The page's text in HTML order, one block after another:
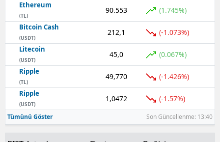
Ethereum
(TL)
90.553 (1.745%)
Bitcoin Cash
(USDT)
212,1 (-1.073%)
Litecoin
(USDT)
45,0 (0.067%)
Ripple
(TL)
49,770 (-1.426%)
Ripple
(USDT)
1,0472 (-1.57%)
Tümünü Göster Son Güncellenme: 13:40